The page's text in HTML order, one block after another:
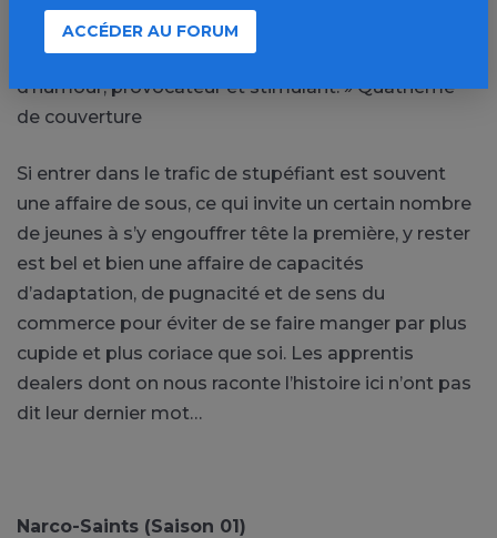
d’économie lus dans les transports publics bondés,
entre Marx et Tarantino, un premier roman plein
d’humour, provocateur et stimulant. » Quatrième
de couverture
Si entrer dans le trafic de stupéfiant est souvent
une affaire de sous, ce qui invite un certain nombre
de jeunes à s’y engouffrer tête la première, y rester
est bel et bien une affaire de capacités
d’adaptation, de pugnacité et de sens du
commerce pour éviter de se faire manger par plus
cupide et plus coriace que soi. Les apprentis
dealers dont on nous raconte l’histoire ici n’ont pas
dit leur dernier mot…
Narco-Saints (Saison 01)
ACCÉDER AU FORUM